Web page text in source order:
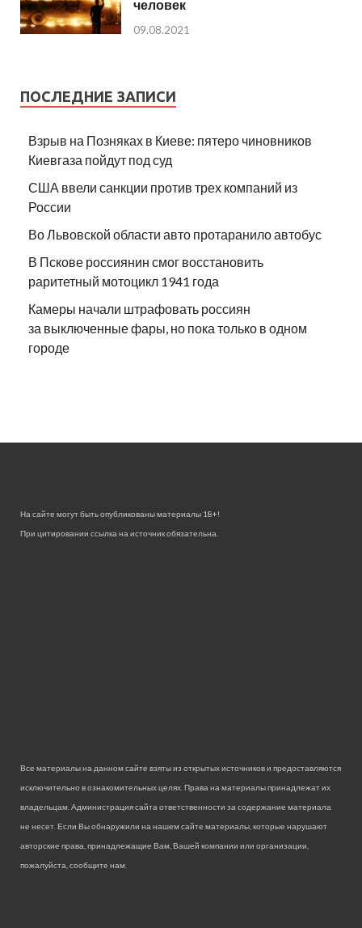
человек
09.08.2021
ПОСЛЕДНИЕ ЗАПИСИ
Взрыв на Позняках в Киеве: пятеро чиновников
Киевгаза пойдут под суд
США ввели санкции против трех компаний из
России
Во Львовской области авто протаранило автобус
В Пскове россиянин смог восстановить
раритетный мотоцикл 1941 года
Камеры начали штрафовать россиян
за выключенные фары, но пока только в одном
городе
На сайте могут быть опубликованы материалы 18+!
При цитировании ссылка на источник обязательна.
Все материалы на данном сайте взяты из открытых источников и предоставляются
исключительно в ознакомительных целях. Права на материалы принадлежат их
владельцам. Администрация сайта ответственности за содержание материала
не несет. Если Вы обнаружили на нашем сайте материалы, которые нарушают
авторские права, принадлежащие Вам, Вашей компании или организации,
пожалуйста, сообщите нам.